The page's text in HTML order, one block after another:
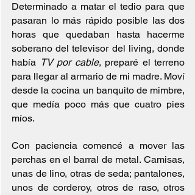
Determinado a matar el tedio para que
pasaran lo más rápido posible las dos
horas que quedaban hasta hacerme
soberano del televisor del living, donde
había TV por cable, preparé el terreno
para llegar al armario de mi madre. Moví
desde la cocina un banquito de mimbre,
que medía poco más que cuatro pies
míos.
Con paciencia comencé a mover las
perchas en el barral de metal. Camisas,
unas de lino, otras de seda; pantalones,
unos de corderoy, otros de raso, otros